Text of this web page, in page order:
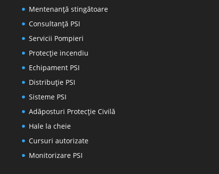
Mentenanţă stingătoare
Consultanţă PSI
Servicii Pompieri
Protecţie incendiu
Echipament PSI
Distribuţie PSI
Sisteme PSI
Adăposturi Protecție Civilă
Hale la cheie
Cursuri autorizate
Monitorizare PSI